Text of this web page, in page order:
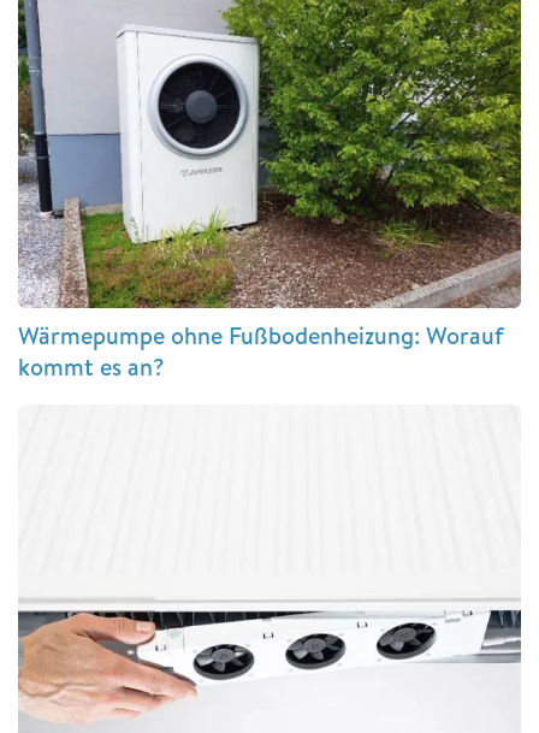
Wärmepumpe ohne Fußbodenheizung: Worauf
kommt es an?